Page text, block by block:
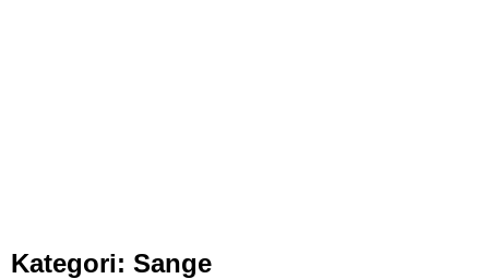
Kategori: Sange